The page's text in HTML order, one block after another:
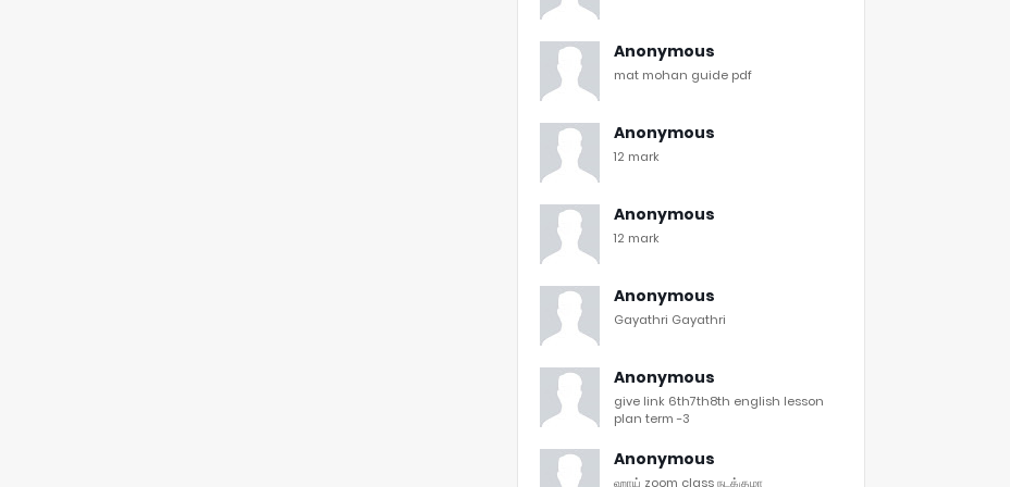
Anonymous
mat mohan guide pdf
Anonymous
12 mark
Anonymous
12 mark
Anonymous
Gayathri Gayathri
Anonymous
give link 6th7th8th english lesson
plan term -3
Anonymous
ஹாய் zoom class நடக்குமா